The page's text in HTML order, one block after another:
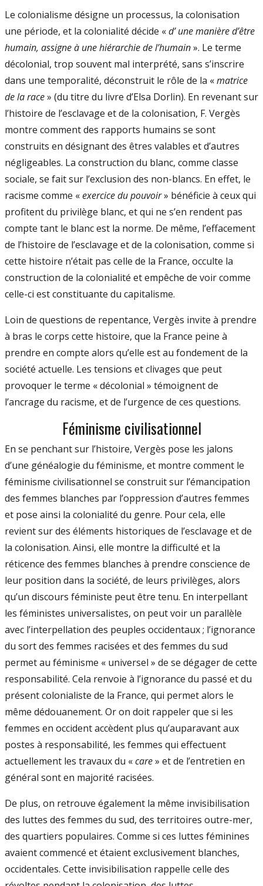
Le colonialisme désigne un processus, la colonisation
une période, et la colonialité décide «d’ une manière d’être
humain, assigne à une hiérarchie de l’humain». Le terme
décolonial, trop souvent mal interprété, sans s’inscrire
dans une temporalité, déconstruit le rôle de la «matrice
de la race» (du titre du livre d’Elsa Dorlin). En revenant sur
l’histoire de l’esclavage et de la colonisation, F. Vergès
montre comment des rapports humains se sont
construits en désignant des êtres valables et d’autres
négligeables. La construction du blanc, comme classe
sociale, se fait sur l’exclusion des non-blancs. En effet, le
racisme comme «exercice du pouvoir» bénéficie à ceux qui
profitent du privilège blanc, et qui ne s’en rendent pas
compte tant le blanc est la norme. De même, l’effacement
de l’histoire de l’esclavage et de la colonisation, comme si
cette histoire n’était pas celle de la France, occulte la
construction de la colonialité et empêche de voir comme
celle-ci est constituante du capitalisme.
Loin de questions de repentance, Vergès invite à prendre
à bras le corps cette histoire, que la France peine à
prendre en compte alors qu’elle est au fondement de la
société actuelle. Les tensions et clivages que peut
provoquer le terme « décolonial » témoignent de
l’ancrage du racisme, et de l’urgence de ces questions.
Féminisme civilisationnel
En se penchant sur l’histoire, Vergès pose les jalons
d’une généalogie du féminisme, et montre comment le
féminisme civilisationnel se construit sur l’émancipation
des femmes blanches par l’oppression d’autres femmes
et pose ainsi la colonialité du genre. Pour cela, elle
revient sur des éléments historiques de l’esclavage et de
la colonisation. Ainsi, elle montre la difficulté et la
réticence des femmes blanches à prendre conscience de
leur position dans la société, de leurs privilèges, alors
qu’un discours féministe peut être tenu. En interpellant
les féministes universalistes, on peut voir un parallèle
avec l’interpellation des peuples occidentaux ; l’ignorance
du sort des femmes racisées et des femmes du sud
permet au féminisme « universel » de se dégager de cette
responsabilité. Cela renvoie à l’ignorance du passé et du
présent colonialiste de la France, qui permet alors le
même dédouanement. Or on doit rappeler que si les
femmes en occident accèdent plus qu’auparavant aux
postes à responsabilité, les femmes qui effectuent
actuellement les travaux du «care» et de l’entretien en
général sont en majorité racisées.
De plus, on retrouve également la même invisibilisation
des luttes des femmes du sud, des territoires outre-mer,
des quartiers populaires. Comme si ces luttes féminines
avaient commencé et étaient exclusivement blanches,
occidentales. Cette invisibilisation rappelle celle des